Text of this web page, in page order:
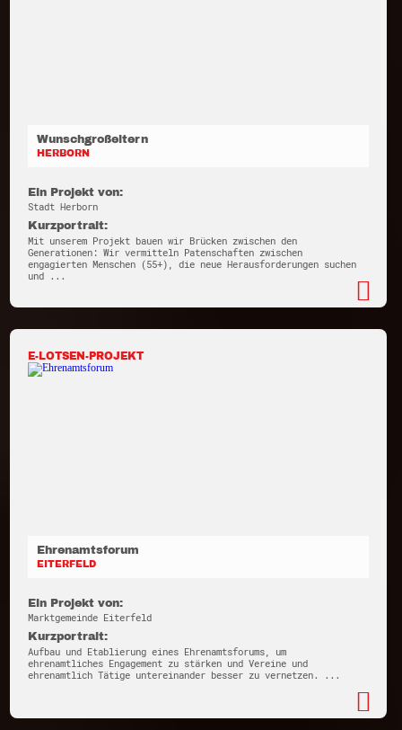
Wunschgroßeltern
HERBORN
Ein Projekt von:
Stadt Herborn
Kurzportrait:
Mit unserem Projekt bauen wir Brücken zwischen den
Generationen: Wir vermitteln Patenschaften zwischen
engagierten Menschen (55+), die neue Herausforderungen suchen
und ...
E-LOTSEN-PROJEKT
Ehrenamtsforum
EITERFELD
Ein Projekt von:
Marktgemeinde Eiterfeld
Kurzportrait:
Aufbau und Etablierung eines Ehrenamtsforums, um
ehrenamtliches Engagement zu stärken und Vereine und
ehrenamtlich Tätige untereinander besser zu vernetzen. ...